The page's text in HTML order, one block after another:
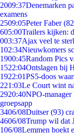
2009:37Denemarken
examens
2509:05Peter Faber
605:00Trailers kijken:
003:37Ajax veel te
102:34Nieuwkomers
1900:45Random Pics
1522:04Ontslagen bij
1922:01PS5-doos
221:03Le Court wint
2920:40NPO-manager
groepsapp
3406/08Duitser (93)
4606/08Trump wil dat
106/08Lemmen boekt